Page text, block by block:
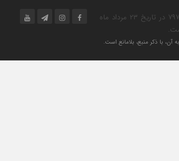
پایگاه خبر ورزشی یاریزان در حوزه فرهنگ و ورزش به شماره ثبت ۷۹۷۶۰ در تاریخ ۲۳ مرداد ماه
با ذکر منبع، بلامانع است.